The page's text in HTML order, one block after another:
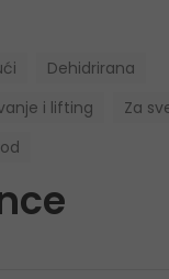
Dehidrirana
i lifting
Za